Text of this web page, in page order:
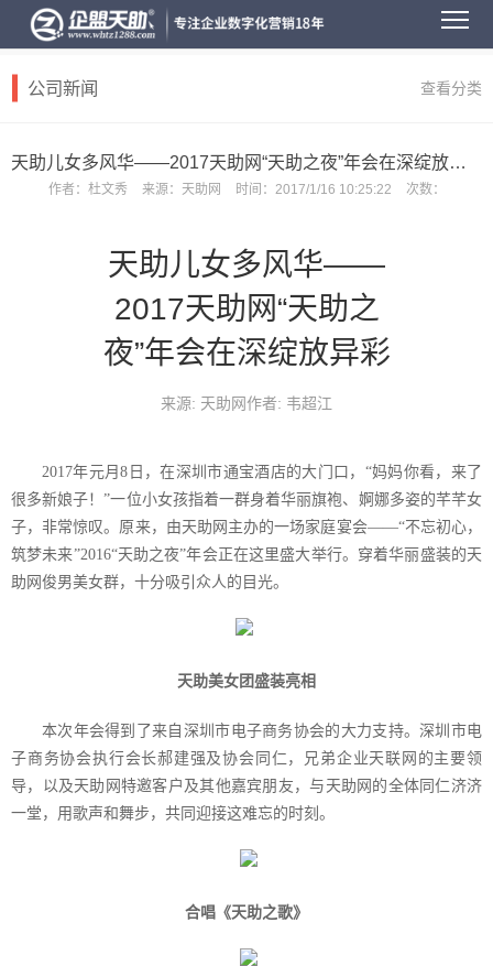
公司新闻 查看分类
天助儿女多风华——2017天助网“天助之夜”年会在深绽放异彩
作者： 杜文秀 来源： 天助网 时间： 2017/1/16 10:25:22 次数：
天助儿女多风华——
2017天助网“天助之
夜”年会在深绽放异彩
来源: 天助网作者: 韦超江
2017年元月8 日，在深圳市通宝酒店的大门口， “妈妈你看，来了
很多新娘子！”一位小女孩指着一群身着华丽旗袍、婀娜多姿的芊芊女
子，非常惊叹。原来，由天助网主办的一场家庭宴会——“不忘初心，
筑梦未来”2016“天助之夜”年会正在这里盛大举行。穿着华丽盛装的天
助网俊男美女群，十分吸引众人的目光。
天助美女团盛装亮相
本次年会得到了来自深圳市电子商务协会的大力支持。深圳市电
子商务协会执行会长郝建强及协会同仁，兄弟企业天联网的主要领
导，以及天助网特邀客户及其他嘉宾朋友，与天助网的全体同仁济济
一堂，用歌声和舞步，共同迎接这难忘的时刻。
合唱《天助之歌》